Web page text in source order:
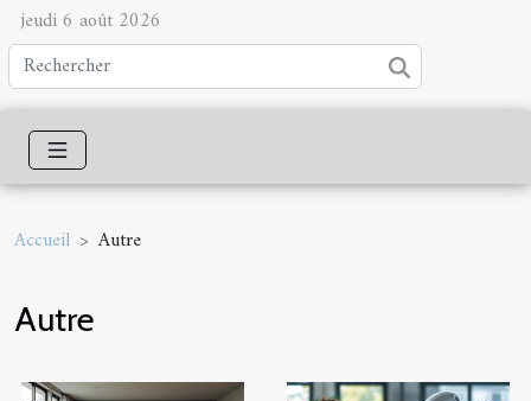
jeudi 6 août 2026
Accueil Autre
Autre